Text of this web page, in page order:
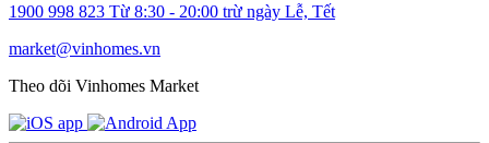
1900 998 823 Từ 8:30 - 20:00 trừ ngày Lễ, Tết
market@vinhomes.vn
Theo dõi Vinhomes Market